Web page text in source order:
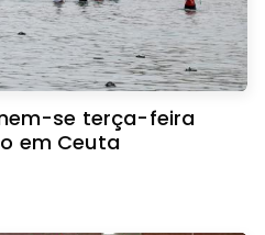
se terça-feira
em Ceuta